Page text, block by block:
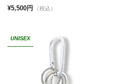
¥5,500円 （税込）
UNISEX